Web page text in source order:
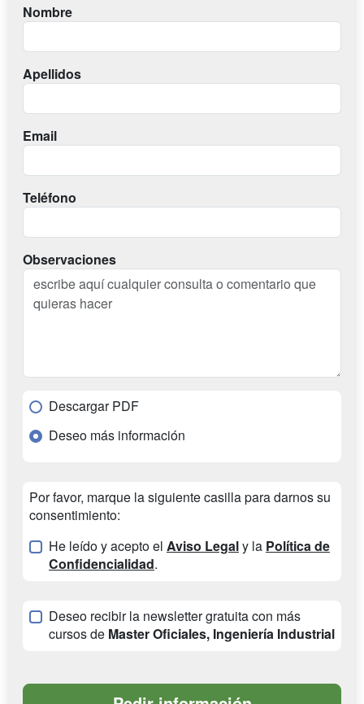
Nombre
Apellidos
Email
Teléfono
Observaciones
Descargar PDF
Deseo más información
Por favor, marque la siguiente casilla para darnos su
consentimiento:
He leído y acepto el Aviso Legaly la Política de
Confidencialidad.
Deseo recibir la newsletter gratuita con más
cursos de Master Oficiales, Ingeniería Industrial